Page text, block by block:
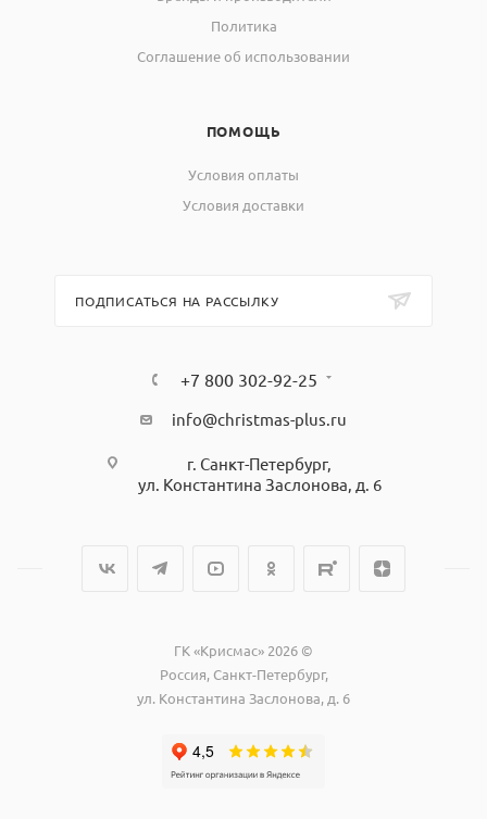
Политика
Соглашение об использовании
ПОМОЩЬ
Условия оплаты
Условия доставки
ПОДПИСАТЬСЯ НА РАССЫЛКУ
+7 800 302-92-25
info@christmas-plus.ru
г. Санкт-Петербург,
ул. Константина Заслонова, д. 6
ГК «Крисмас» 2026 ©
Россия, Санкт-Петербург,
ул. Константина Заслонова, д. 6